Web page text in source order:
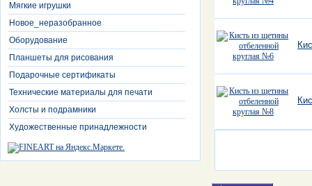
Мягкие игрушки
Новое_неразобранное
Оборудование
Планшеты для рисования
Подарочные сертификаты
Технические материалы для печати
Холсты и подрамники
Художественные принадлежности